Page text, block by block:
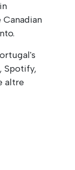
Canadian
Spotify,
altre